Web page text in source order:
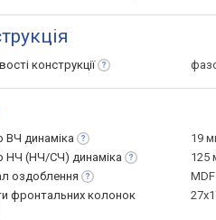
конструкції
ВЧ динаміка
19
НЧ (НЧ/СЧ) динаміка
125
оздоблення
MDF
фронтальних колонок